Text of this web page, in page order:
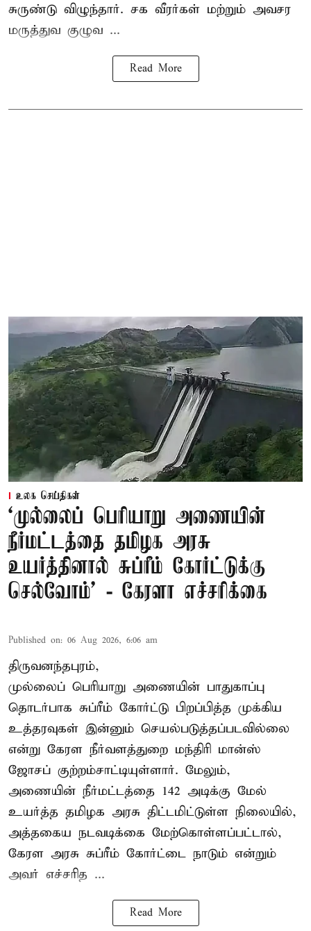
சுருண்டு விழுந்தார். சக வீரர்கள் மற்றும் அவசர
மருத்துவ குழுவ ...
Read More
உலக செய்திகள்
‘முல்லைப் பெரியாறு அணையின்
நீர்மட்டத்தை தமிழக அரசு
உயர்த்தினால் சுப்ரீம் கோர்ட்டுக்கு
செல்வோம்' - கேரளா எச்சரிக்கை
Published on: 06 Aug 2026, 6:06 am
திருவனந்தபுரம்,
முல்லைப் பெரியாறு அணையின் பாதுகாப்பு
தொடர்பாக சுப்ரீம் கோர்ட்டு பிறப்பித்த முக்கிய
உத்தரவுகள் இன்னும் செயல்படுத்தப்படவில்லை
என்று கேரள நீர்வளத்துறை மந்திரி மான்ஸ்
ஜோசப் குற்றம்சாட்டியுள்ளார். மேலும்,
அணையின் நீர்மட்டத்தை 142 அடிக்கு மேல்
உயர்த்த தமிழக அரசு திட்டமிட்டுள்ள நிலையில்,
அத்தகைய நடவடிக்கை மேற்கொள்ளப்பட்டால்,
கேரள அரசு சுப்ரீம் கோர்ட்டை நாடும் என்றும்
அவர் எச்சரித ...
Read More